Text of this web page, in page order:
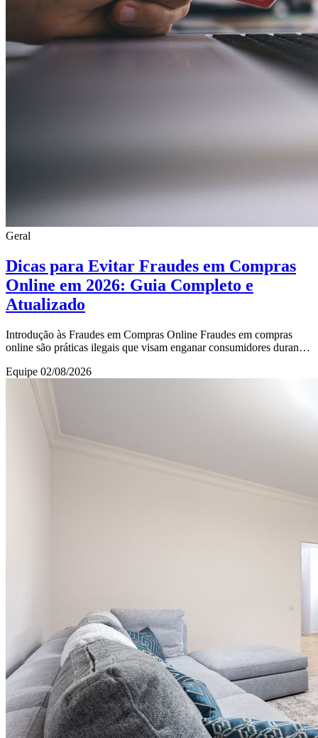
Geral
Dicas para Evitar Fraudes em Compras
Online em 2026: Guia Completo e
Atualizado
Introdução às Fraudes em Compras Online Fraudes em compras
online são práticas ilegais que visam enganar consumidores durante
Equipe 02/08/2026